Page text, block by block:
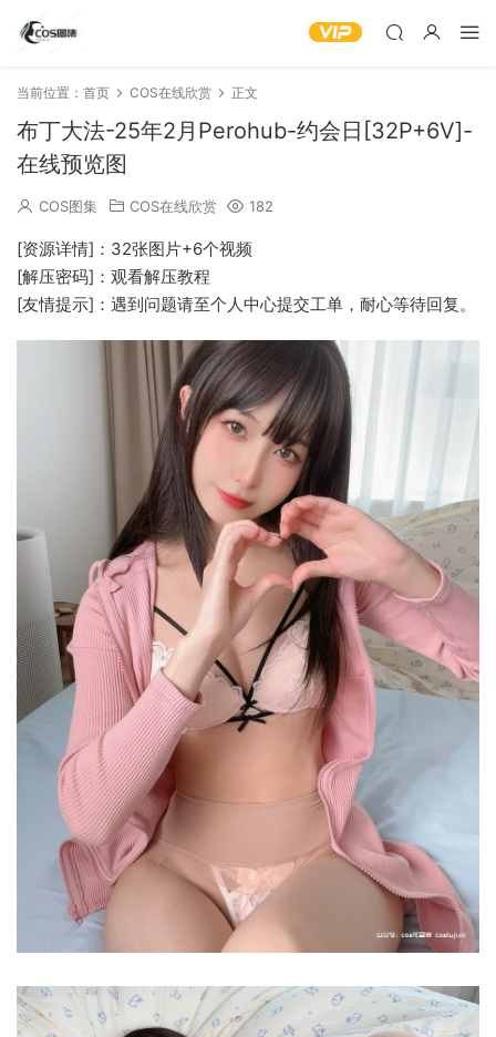
当前位置： 首页 COS在线欣赏 正文
布丁大法-25年2月Perohub-约会日[32P+6V]-
在线预览图
COS图集 COS在线欣赏 182
[资源详情]：32张图片+6个视频
[解压密码]：观看解压教程
[友情提示]：遇到问题请至个人中心提交工单，耐心等待回复。